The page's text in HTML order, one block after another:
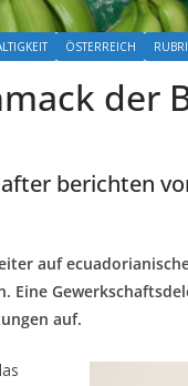
ÖSTERREICH
der
berichten
auf
Eine
auf.